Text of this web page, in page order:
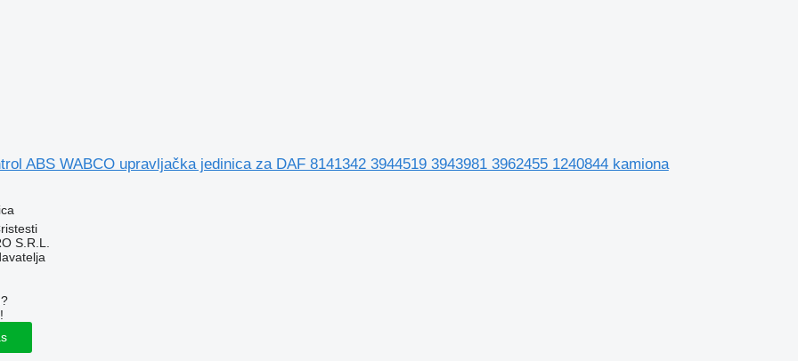
ABS WABCO upravljačka jedinica za DAF 8141342 3944519 3943981 3962455 1240844 kamiona
S.R.L.